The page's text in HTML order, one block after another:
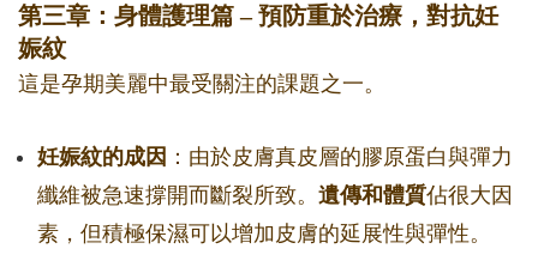
第三章：身體護理篇 – 預防重於治療，對抗妊
娠紋
這是孕期美麗中最受關注的課題之一。
妊娠紋的成因 ：由於皮膚真皮層的膠原蛋白與彈力
纖維被急速撐開而斷裂所致。 遺傳和體質佔很大因
素，但積極保濕可以增加皮膚的延展性與彈性。